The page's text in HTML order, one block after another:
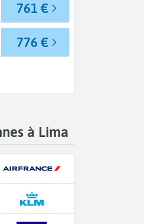
761 €
776 €
à Lima